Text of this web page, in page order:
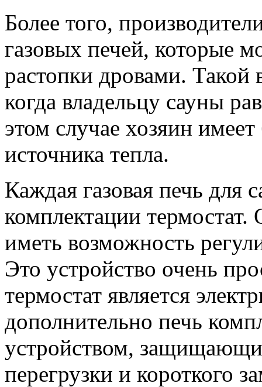
Более того,
газовых печей, которые
растопки дровами. Такой
когда владельцу сауны
этом случае хозяин
источника тепла.
Каждая газовая печь для
комплектации
иметь возможность
Это устройство очень
термостат является
дополнительно печь
устройством,
перегрузки и короткого